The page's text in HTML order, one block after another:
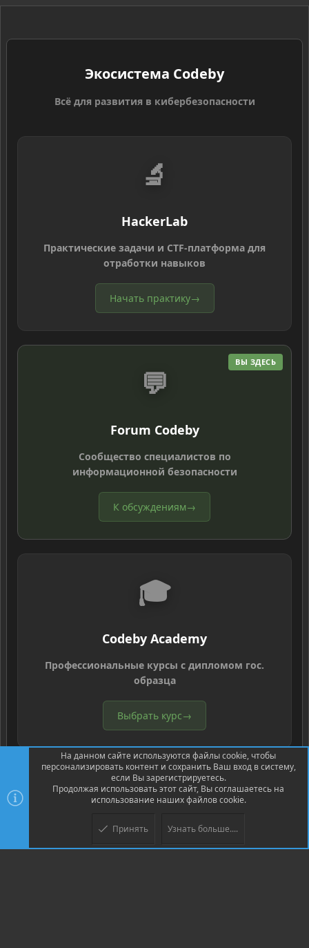
Экосистема Codeby
Всё для развития в кибербезопасности
🔬
HackerLab
Практические задачи и CTF-платформа для
отработки навыков
Начать практику→
ВЫ ЗДЕСЬ
💬
Forum Codeby
Сообщество специалистов по
информационной безопасности
К обсуждениям→
🎓
Codeby Academy
Профессиональные курсы с дипломом гос.
образца
Выбрать курс→
Community platform by XenForo ® © 2010-2026 XenForo Ltd.
© Jason Axelrod of 8WAYRUN
На данном сайте используются файлы cookie, чтобы
персонализировать контент и сохранить Ваш вход в систему,
если Вы зарегистрируетесь.
Продолжая использовать этот сайт, Вы соглашаетесь на
использование наших файлов cookie.
Принять Узнать больше....